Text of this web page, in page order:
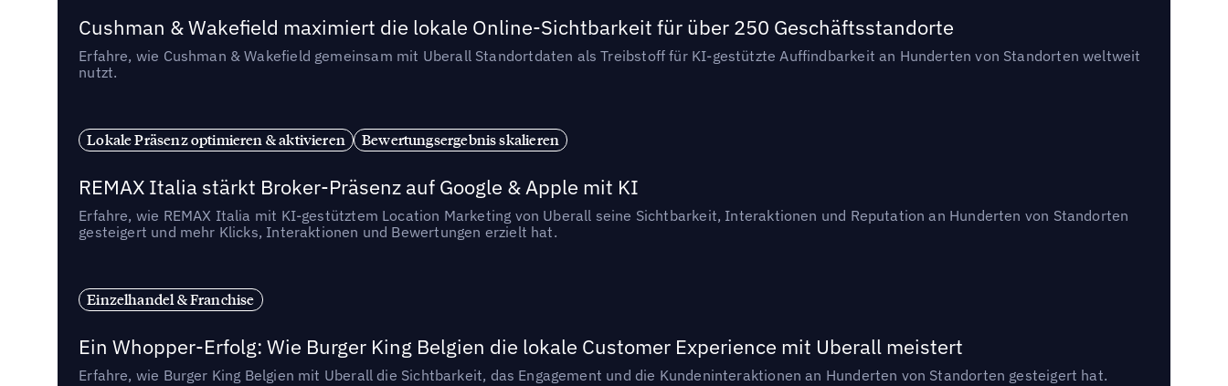
Cushman & Wakefield maximiert die lokale Online-Sichtbarkeit für über 250 Geschäftsstandorte
Erfahre, wie Cushman & Wakefield gemeinsam mit Uberall Standortdaten als Treibstoff für KI-gestützte Auffindbarkeit an Hunderten von Standorten weltweit
nutzt.
Lokale Präsenz optimieren & aktivieren Bewertungsergebnis skalieren
REMAX Italia stärkt Broker-Präsenz auf Google & Apple mit KI
Erfahre, wie REMAX Italia mit KI-gestütztem Location Marketing von Uberall seine Sichtbarkeit, Interaktionen und Reputation an Hunderten von Standorten
gesteigert und mehr Klicks, Interaktionen und Bewertungen erzielt hat.
Einzelhandel & Franchise
Ein Whopper-Erfolg: Wie Burger King Belgien die lokale Customer Experience mit Uberall meistert
Erfahre, wie Burger King Belgien mit Uberall die Sichtbarkeit, das Engagement und die Kundeninteraktionen an Hunderten von Standorten gesteigert hat.